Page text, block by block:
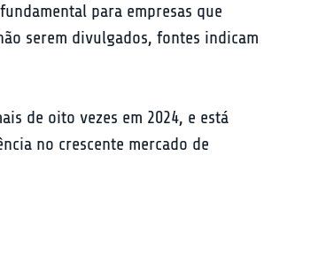
para empresas que
serem divulgados, fontes indicam
de oito vezes em 2024, e está
no crescente mercado de